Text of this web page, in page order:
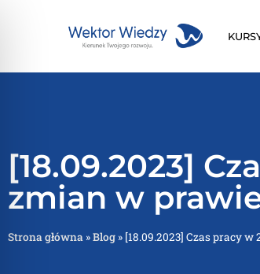
[18.09.2023]
zmian w
Strona główna »Blog » [18.09.2023] Czas pracy